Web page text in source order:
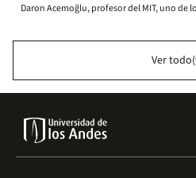
Daron Acemoğlu, profesor del MIT, uno de
Ver